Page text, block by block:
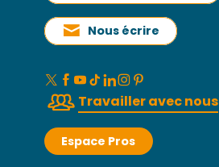
Nous écrire
Travailler avec nous
Espace Pros